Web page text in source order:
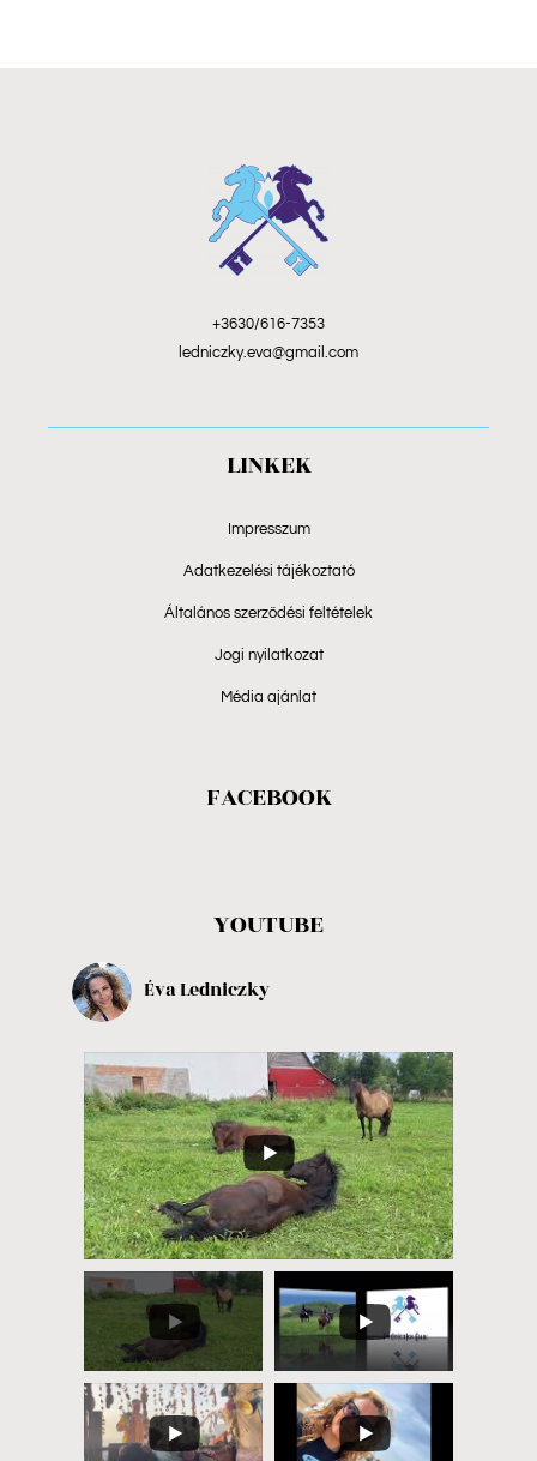
+3630/616-7353
ledniczky.eva@gmail.com
LINKEK
Impresszum
Adatkezelési tájékoztató
Általános szerződési feltételek
Jogi nyilatkozat
Média ajánlat
FACEBOOK
YOUTUBE
Éva Ledniczky